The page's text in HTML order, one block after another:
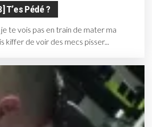
T’es Pédé ?
te vois pas en train de mater ma
kiffer de voir des mecs pisser...